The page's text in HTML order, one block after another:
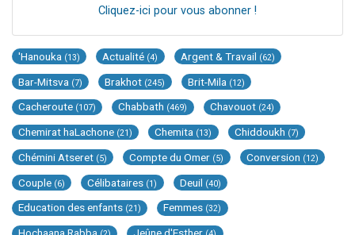
Cliquez-ici pour vous abonner !
'Hanouka (13) Actualité (4) Argent & Travail (62)
Bar-Mitsva (7) Brakhot (245) Brit-Mila (12)
Cacheroute (107) Chabbath (469) Chavouot (24)
Chemirat haLachone (21) Chemita (13) Chiddoukh (7)
Chémini Atseret (5) Compte du Omer (5) Conversion (12)
Couple (6) Célibataires (1) Deuil (40)
Education des enfants (21) Femmes (32)